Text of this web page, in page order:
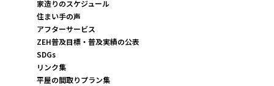
家造りのスケジュール
住まい手の声
アフターサービス
ZEH普及目標・普及実績の公表
SDGs
リンク集
平屋の間取りプラン集